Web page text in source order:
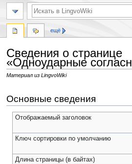
Сведения о странице
«Одноударные
Материал из LingvoWiki
ккОсновные сведения
Отображаемый заголовок
Ключ сортировки по умолчанию
Длина страницы (в байтах)
ещё